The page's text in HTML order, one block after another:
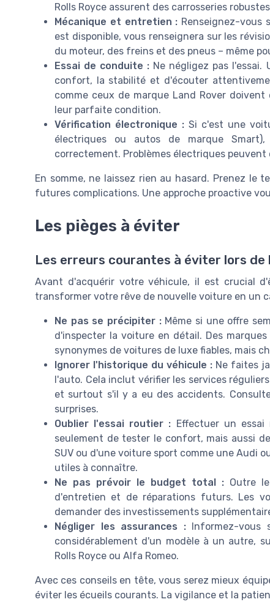
Rolls Royce assurent des carrosseries
Mécanique et entretien : Renseignez-vous
est disponible, vous renseignera sur les
du moteur, des freins et des pneus – même
Essai de conduite : Ne négligez pas
confort, la stabilité et d'écouter
comme ceux de marque Land Rover
leur parfaite condition.
Vérification électronique :Si c'est une
électriques ou autos de marque
correctement. Problèmes électriques
En somme, ne laissez rien au hasard. Prenez le
futures complications. Une approche proactive
Les pièges à éviter
Les erreurs courantes à éviter lors
Avant d'acquérir votre véhicule, il est crucial
transformer votre rêve de nouvelle voiture en un
Ne pas se précipiter :Même si une offre
d'inspecter la voiture en détail. Des
synonymes de voitures de luxe fiables, mais
Ignorer l'historique du véhicule : Ne faites
l'auto. Cela inclut vérifier les services
et surtout s'il y a eu des accidents.
surprises.
Oublier l'essai routier : Effectuer un essai
seulement de tester le confort, mais aussi
SUV ou d'une voiture sport comme une Audi
utiles à connaître.
Ne pas prévoir le budget total : Outre
d'entretien et de réparations futurs. Les
demander des investissements
Négliger les assurances :Informez-vous
considérablement d'un modèle à un autre,
Rolls Royce ou Alfa Romeo.
Avec ces conseils en tête, vous serez mieux
éviter les écueils courants. La vigilance et la